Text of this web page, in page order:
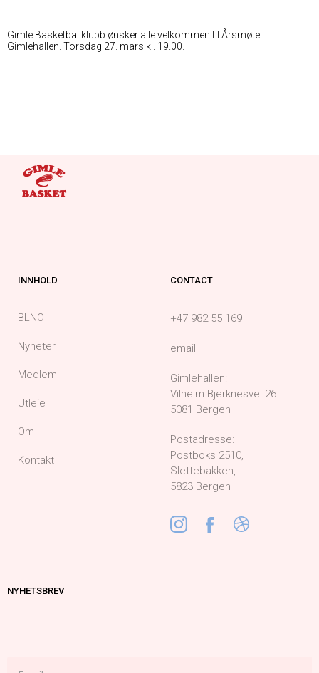
Gimle Basketballklubb ønsker alle velkommen til Årsmøte i
Gimlehallen. Torsdag 27. mars kl. 19.00.
INNHOLD
BLNO
Nyheter
Medlem
Utleie
Om
Kontakt
CONTACT
+47 982 55 169
email
Gimlehallen:
Vilhelm Bjerknesvei 26
5081 Bergen
Postadresse:
Postboks 2510,
Slettebakken,
5823 Bergen
NYHETSBREV